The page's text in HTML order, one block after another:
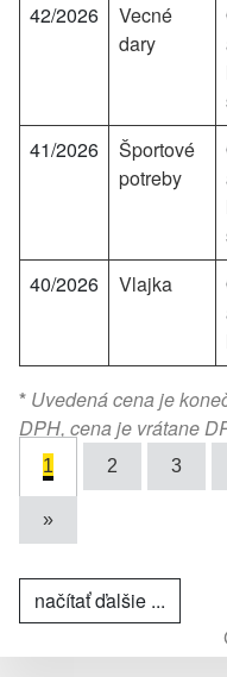
42/2026
Vecné
dary
41/2026
Športové
potreby
40/2026 Vlajka
* Uvedená cena je
DPH, cena je vrátane
1 2 3
»
načítať ďalšie ...